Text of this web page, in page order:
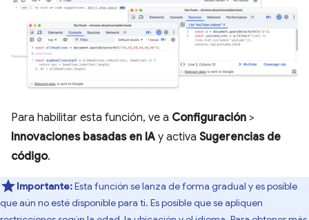
Para habilitar esta función, ve a Configuración >
Innovaciones basadas en IA y activa Sugerencias de
código.
Importante:Esta función se lanza de forma gradual y es posible
que aún no esté disponible para ti. Es posible que se apliquen